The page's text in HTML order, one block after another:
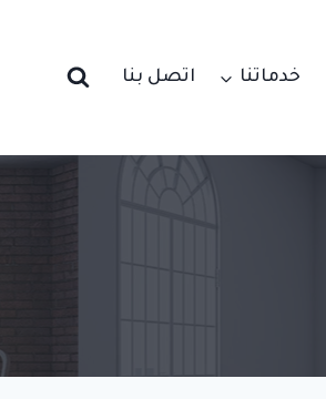
خدماتنا اتصل بنا